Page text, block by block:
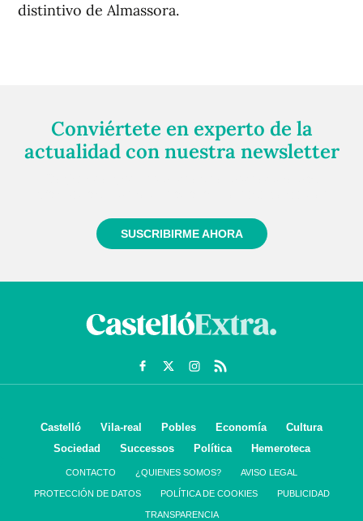
distintivo de Almassora.
Conviértete en experto de la
actualidad con nuestra newsletter
SUSCRIBIRME AHORA
Castelló Vila-real Pobles Economía
Cultura
Sociedad
Successos Política Hemeroteca
CONTACTO ¿QUIENES SOMOS? AVISO LEGAL
PROTECCIÓN DE DATOS POLÍTICA DE COOKIES PUBLICIDAD
TRANSPARENCIA